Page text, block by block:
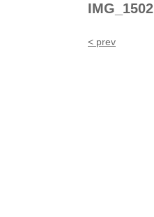
IMG_1502
< prev